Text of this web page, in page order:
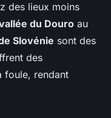
des lieux moins
du Douro au
Slovénie sont des
des
foule, rendant